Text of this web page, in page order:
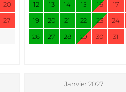
20
27
12 13 14 15 16 17
19 20 21 22 23 24
26 27 28 29 30 31
Janvier 2027